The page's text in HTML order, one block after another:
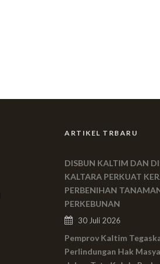
ARTIKEL TRBARU
DISBUN KALTIM DAN
KALTARA PERKUAT
PERBENIHAN
PERKEBUNAN
30 Juli 2026
Pemprov Kaltim
Perlindungan Hak